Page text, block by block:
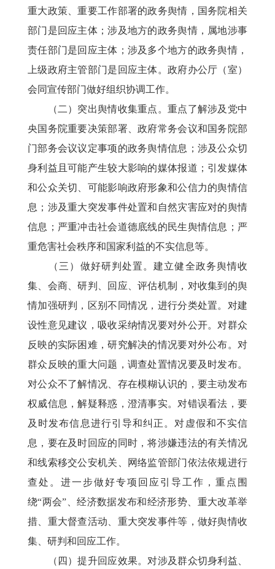
重大政策、重要工作部署的政务舆情，国务院相关
部门是回应主体；涉及地方的政务舆情，属地涉事
责任部门是回应主体；涉及多个地方的政务舆情，
上级政府主管部门是回应主体。政府办公厅（室）
会同宣传部门做好组织协调工作。
（二）突出舆情收集重点。重点了解涉及党中
央国务院重要决策部署、政府常务会议和国务院部
门部务会议议定事项的政务舆情信息；涉及公众切
身利益且可能产生较大影响的媒体报道；引发媒体
和公众关切、可能影响政府形象和公信力的舆情信
息；涉及重大突发事件处置和自然灾害应对的舆情
信息；严重冲击社会道德底线的民生舆情信息；严
重危害社会秩序和国家利益的不实信息等。
（三）做好研判处置。建立健全政务舆情收
集、会商、研判、回应、评估机制，对收集到的舆
情加强研判，区别不同情况，进行分类处置。对建
设性意见建议，吸收采纳情况要对外公开。对群众
反映的实际困难，研究解决的情况要对外公布。对
群众反映的重大问题，调查处置情况要及时发布。
对公众不了解情况、存在模糊认识的，要主动发布
权威信息，解疑释惑，澄清事实。对错误看法，要
及时发布信息进行引导和纠正。对虚假和不实信
息，要在及时回应的同时，将涉嫌违法的有关情况
和线索移交公安机关、网络监管部门依法依规进行
查处。进一步做好专项回应引导工作，重点围
绕“两会”、经济数据发布和经济形势、重大改革举
措、重大督查活动、重大突发事件等，做好舆情收
集、研判和回应工作。
（四）提升回应效果。对涉及群众切身利益、